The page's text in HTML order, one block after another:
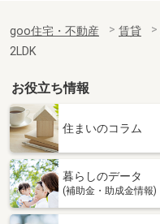
goo住宅・不動産 賃貸
2LDK
お役立ち情報
住まいのコラム
暮らしのデータ
(補助金・助成金情報)